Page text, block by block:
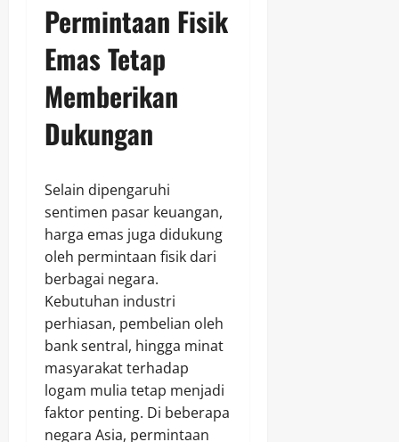
Permintaan Fisik
Emas Tetap
Memberikan
Dukungan
Selain dipengaruhi
sentimen pasar keuangan,
harga emas juga didukung
oleh permintaan fisik dari
berbagai negara.
Kebutuhan industri
perhiasan, pembelian oleh
bank sentral, hingga minat
masyarakat terhadap
logam mulia tetap menjadi
faktor penting. Di beberapa
negara Asia, permintaan